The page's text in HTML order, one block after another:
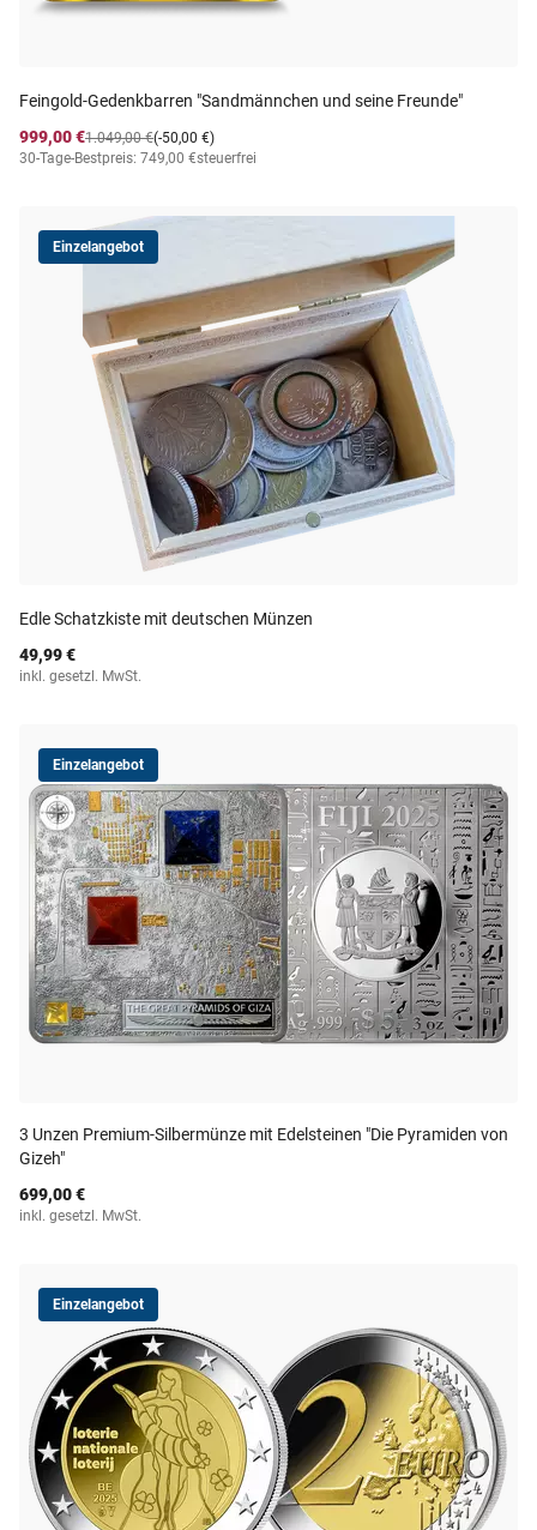
Feingold-Gedenkbarren "Sandmännchen und seine Freunde"
999,00 €
(-50,00 €)
1.049,00 €
30-Tage-Bestpreis: 749,00 €steuerfrei
Einzelangebot
Edle Schatzkiste mit deutschen Münzen
49,99 €
inkl. gesetzl. MwSt.
Einzelangebot
3 Unzen Premium-Silbermünze mit Edelsteinen "Die Pyramiden von
Gizeh"
699,00 €
inkl. gesetzl. MwSt.
Einzelangebot